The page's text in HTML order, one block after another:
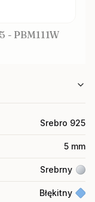
- PBM111W
Srebro 925
5 mm
Srebrny
Błękitny